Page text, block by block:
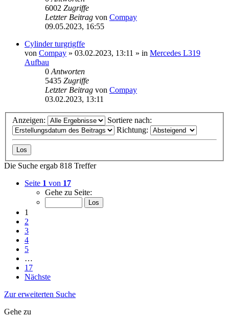
6002 Zugriffe
Letzter Beitrag von Compay
09.05.2023, 16:55
Cylinder turgrigffe
von Compay » 03.02.2023, 13:11 » in Mercedes L319
Aufbau
0 Antworten
5435 Zugriffe
Letzter Beitrag von Compay
03.02.2023, 13:11
Anzeigen:
Sortiere nach:
Richtung:
Die Suche ergab 818 Treffer
Seite 1 von 17
Gehe zu Seite:
1
2
3
4
5
…
17
Nächste
Zur erweiterten Suche
Gehe zu